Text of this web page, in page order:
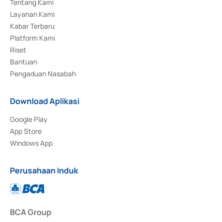
Tentang Kami
Layanan Kami
Kabar Terbaru
Platform Kami
Riset
Bantuan
Pengaduan Nasabah
Download Aplikasi
Google Play
App Store
Windows App
Perusahaan Induk
BCA Group